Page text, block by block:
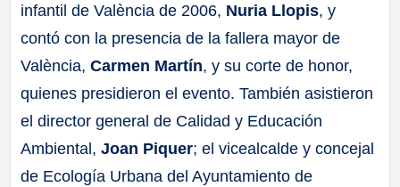
infantil de València de 2006, Nuria Llopis, y
contó con la presencia de la fallera mayor de
València,Carmen Martín, y su corte de honor,
quienes presidieron el evento. También asistieron
el director general de Calidad y Educación
Ambiental,Joan Piquer; el vicealcalde y concejal
de Ecología Urbana del Ayuntamiento de